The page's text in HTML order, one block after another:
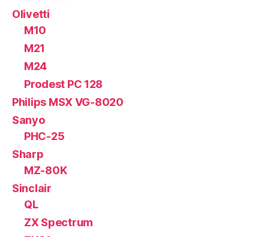
Olivetti
M10
M21
M24
Prodest PC 128
Philips MSX VG-8020
Sanyo
PHC-25
Sharp
MZ-80K
Sinclair
QL
ZX Spectrum